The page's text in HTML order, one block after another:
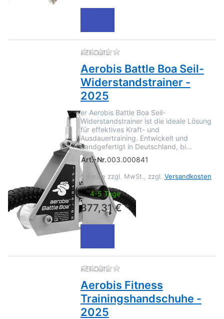
AEROBIS Zu diesem Produkt liegen
Aerobis Battle Boa Seil-
Widerstandstrainer -
2025
er Aerobis Battle Boa Seil-
Widerstandstrainer ist die ideale Lösung
für effektives Kraft- und
Ausdauertraining. Entwickelt und
handgefertigt in Deutschland, bi…
Art.-Nr.003.000841
* Preise zzgl. MwSt., zzgl. Versandkosten
4-5 Tage
377,31 € *
AEROBIS Zu diesem Produkt liegen
Aerobis Fitness
Trainingshandschuhe -
2025